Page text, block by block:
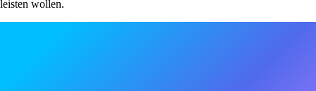
leisten wollen.